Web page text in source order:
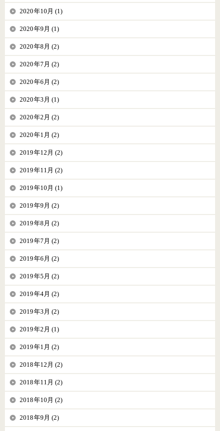
2020年10月 (1)
2020年9月 (1)
2020年8月 (2)
2020年7月 (2)
2020年6月 (2)
2020年3月 (1)
2020年2月 (2)
2020年1月 (2)
2019年12月 (2)
2019年11月 (2)
2019年10月 (1)
2019年9月 (2)
2019年8月 (2)
2019年7月 (2)
2019年6月 (2)
2019年5月 (2)
2019年4月 (2)
2019年3月 (2)
2019年2月 (1)
2019年1月 (2)
2018年12月 (2)
2018年11月 (2)
2018年10月 (2)
2018年9月 (2)